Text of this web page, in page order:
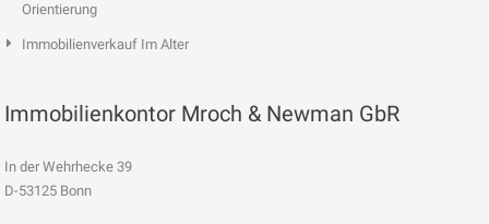
Orientierung
Immobilienverkauf Im Alter
Immobilienkontor Mroch & Newman GbR
In der Wehrhecke 39
D-53125 Bonn